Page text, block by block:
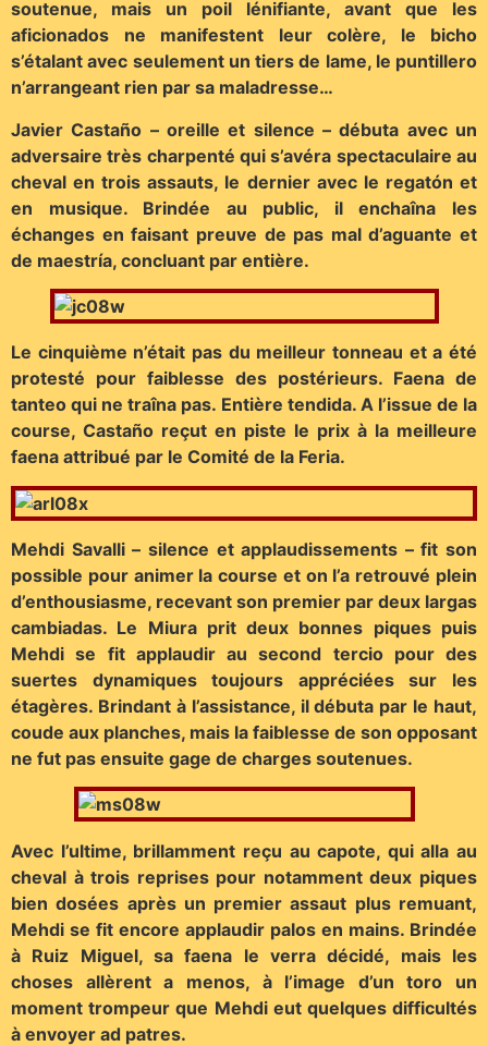
soutenue, mais un poil lénifiante, avant que les
aficionados ne manifestent leur colère, le bicho
s’étalant avec seulement un tiers de lame, le puntillero
n’arrangeant rien par sa maladresse…
Javier Castaño – oreille et silence – débuta avec un
adversaire très charpenté qui s’avéra spectaculaire au
cheval en trois assauts, le dernier avec le regatón et
en musique. Brindée au public, il enchaîna les
échanges en faisant preuve de pas mal d’aguante et
de maestría, concluant par entière.
Le cinquième n’était pas du meilleur tonneau et a été
protesté pour faiblesse des postérieurs. Faena de
tanteo qui ne traîna pas. Entière tendida. A l’issue de la
course, Castaño reçut en piste le prix à la meilleure
faena attribué par le Comité de la Feria.
Mehdi Savalli – silence et applaudissements – fit son
possible pour animer la course et on l’a retrouvé plein
d’enthousiasme, recevant son premier par deux largas
cambiadas. Le Miura prit deux bonnes piques puis
Mehdi se fit applaudir au second tercio pour des
suertes dynamiques toujours appréciées sur les
étagères. Brindant à l’assistance, il débuta par le haut,
coude aux planches, mais la faiblesse de son opposant
ne fut pas ensuite gage de charges soutenues.
Avec l’ultime, brillamment reçu au capote, qui alla au
cheval à trois reprises pour notamment deux piques
bien dosées après un premier assaut plus remuant,
Mehdi se fit encore applaudir palos en mains. Brindée
à Ruiz Miguel, sa faena le verra décidé, mais les
choses allèrent a menos, à l’image d’un toro un
moment trompeur que Mehdi eut quelques difficultés
à envoyer ad patres.